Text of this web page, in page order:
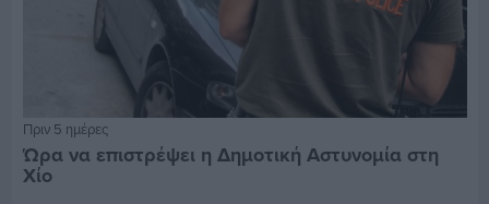
Πριν 5 ημέρες
Ώρα να επιστρέψει η Δημοτική Αστυνομία στη
Χίο